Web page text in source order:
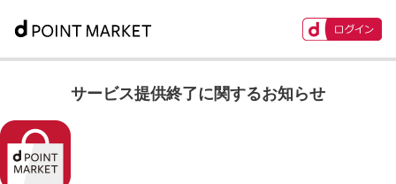
サービス提供終了に関するお知らせ